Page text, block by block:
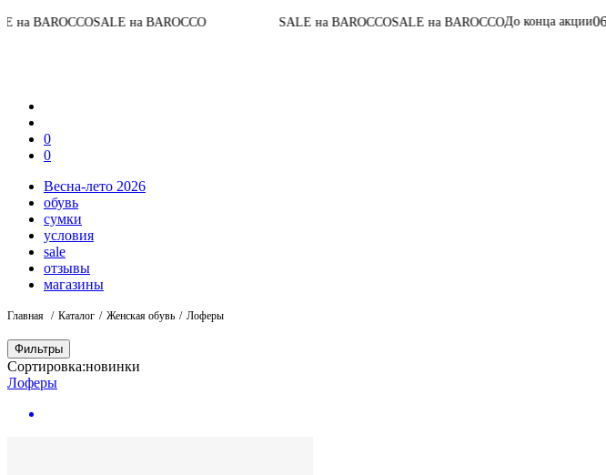
SALE на BAROCCO SALE на BAROCCOSALE на BAROCCOДо конца акции06:04:44:43
0
0
Весна-лето 2026
обувь
сумки
условия
sale
отзывы
магазины
Главная Каталог Женская обувь Лоферы
Фильтры
Сортировка:новинки
Лоферы